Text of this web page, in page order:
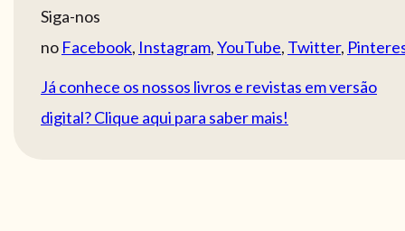
Siga-nos
no Facebook, Instagram,YouTube, Twitter,
Já conhece os nossos livros e revistas em versão
digital? Clique aqui para saber mais!